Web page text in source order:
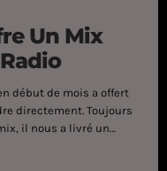
Un Mix
début de mois a offert
directement. Toujours
il nous a livré un
passage à
officiel d'EPIC